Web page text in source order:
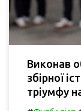
Виконав
збірної
тріумфу